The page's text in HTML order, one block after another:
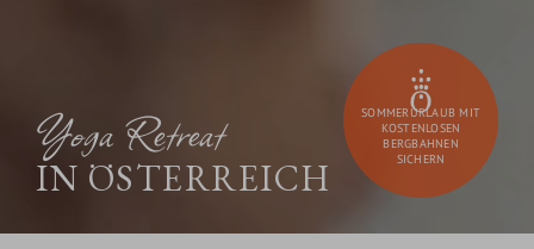
Yoga Retreat
IN ÖSTERREICH
SOMMERURLAUB MIT
KOSTENLOSEN
BERGBAHNEN
SICHERN